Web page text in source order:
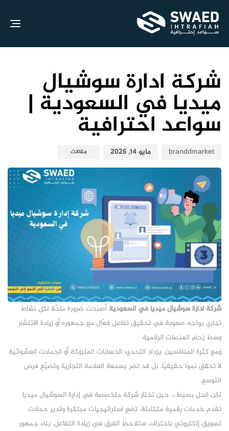
شركة ادارة سوشيال
ميديا في السعودية |
سواعد احترافية
branddmarket مايو 14, 2026 مقالات
شركة ادارة سوشيال ميديا في السعودية أصبحت ضرورة ملحّة لكل نشاط
تجاري يواجه صعوبة في تحقيق تفاعل فعّال مع جمهوره أو زيادة الانتشار
وسط زحام المنصات الرقمية.
ومع كثرة المنافسين، يزداد التحدي: الحسابات المتروكة أو الحملات العشوائية
لا تحقق نموًا حقيقيًا، بل قد تضر بسمعة العلامة التجارية وتضيّع فرص
التوسع.
لكن الحل بسيط… حين تختار شركة متخصصة في إدارة السوشيال ميديا
تقدم خدمات رقمية متكاملة، تضع استراتيجيات مبتكرة وتدير حملات
تسويق إلكتروني باحتراف، ستلاحظ الفرق في زيادة التفاعل، بناء جمهور